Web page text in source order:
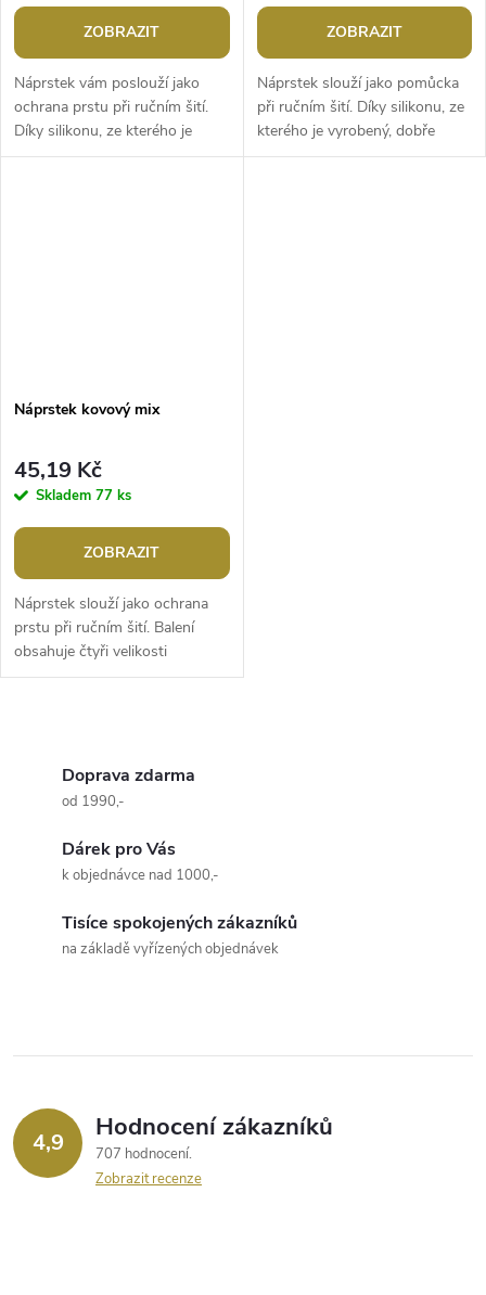
ZOBRAZIT
Náprstek vám poslouží jako
ochrana prstu při ručním šití.
Díky silikonu, ze kterého je
vyrobený, k prstu dobře přilne.
ZOBRAZIT
Náprstek slouží jako pomůcka
při ručním šití. Díky silikonu, ze
kterého je vyrobený, dobře
přilne k prstu a umožní lépe
Náprstek kovový mix
45,19 Kč
Skladem 77 ks
ZOBRAZIT
Náprstek slouží jako ochrana
prstu při ručním šití. Balení
obsahuje čtyři velikosti
náprstků (vel. 2/0; 0; 1; 3).
í
r
v
Doprava zdarma
od 1990,-
Dárek pro Vás
k objednávce nad 1000,-
Tisíce spokojených zákazníků
na základě vyřízených objednávek
4,9 Hodnocení zákazníků
707 hodnocení
Zobrazit recenze